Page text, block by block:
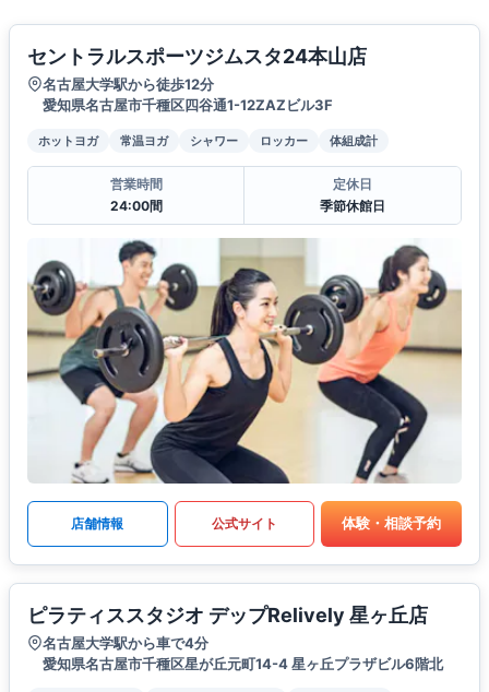
セントラルスポーツジムスタ24本山店
名古屋大学駅から徒歩12分
愛知県名古屋市千種区四谷通1-12ZAZビル3F
ホットヨガ 常温ヨガ シャワー ロッカー 体組成計
営業時間
24:00間
定休日
季節休館日
店舗情報 公式サイト 体験・相談予約
ピラティススタジオ デップRelively 星ヶ丘店
名古屋大学駅から車で4分
愛知県名古屋市千種区星が丘元町14-4 星ヶ丘プラザビル6階北